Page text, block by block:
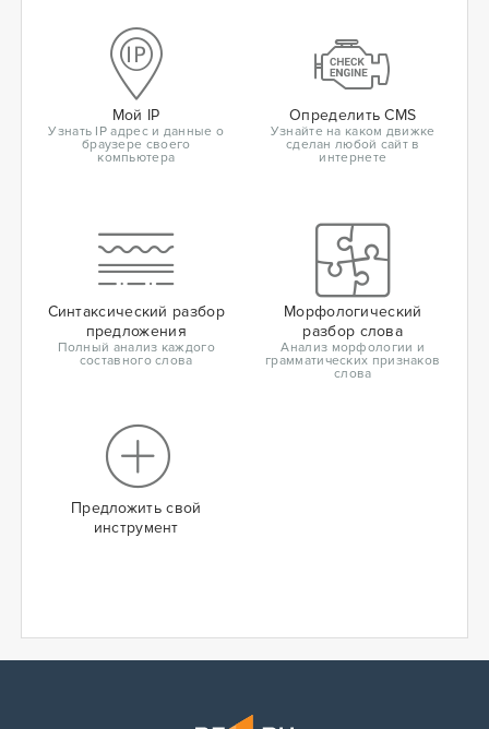
Мой IP
Узнать IP адрес и данные о
браузере своего
компьютера
Определить CMS
Узнайте на каком движке
сделан любой сайт в
интернете
Синтаксический разбор
предложения
Полный анализ каждого
составного слова
Морфологический
разбор слова
Анализ морфологии и
грамматических признаков
слова
Предложить свой
инструмент